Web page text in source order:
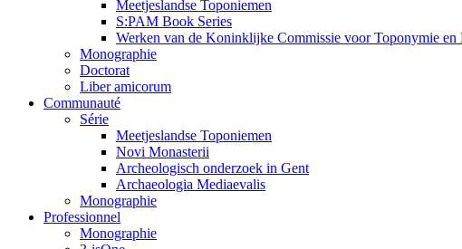
Meetjeslandse Toponiemen
S:PAM Book Series
Werken van de Koninklijke Commissie voor Toponymie
Monographie
Doctorat
Liber amicorum
Communauté
Série
Meetjeslandse Toponiemen
Novi Monasterii
Archeologisch onderzoek in Gent
Archaeologia Mediaevalis
Monographie
Professionnel
Monographie